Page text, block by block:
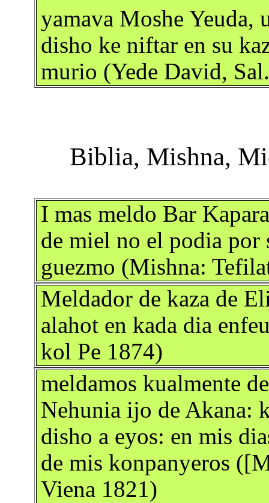
yamava Moshe Yeuda,
disho ke niftar en su
murio (Yede David,
I mas meldo Bar
de miel no el podia por
guezmo (Mishna:
Meldador de kaza de
alahot en kada dia
kol Pe 1874)
meldamos kualmente
Nehunia ijo de Akana:
disho a eyos: en mis
de mis konpanyeros
Viena 1821)